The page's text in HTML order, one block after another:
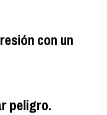
con un
peligro.